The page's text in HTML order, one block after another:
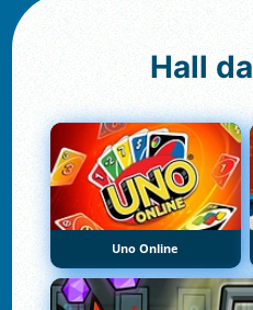
Hall da
Uno Online